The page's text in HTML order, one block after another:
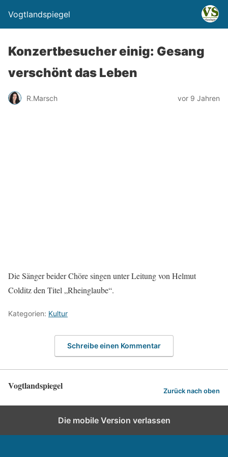
Vogtlandspiegel
Konzertbesucher einig: Gesang
verschönt das Leben
R.Marsch vor 9 Jahren
Die Sänger beider Chöre singen unter Leitung von Helmut
Colditz den Titel „Rheinglaube“.
Kategorien: Kultur
Schreibe einen Kommentar
Vogtlandspiegel Zurück nach oben
Die mobile Version verlassen